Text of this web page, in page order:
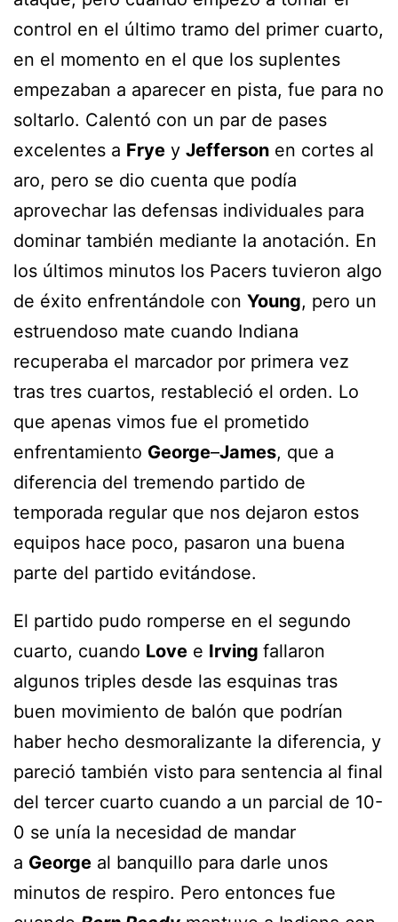
control en el último tramo del primer cuarto,
en el momento en el que los suplentes
empezaban a aparecer en pista, fue para no
soltarlo. Calentó con un par de pases
excelentes a Frye y Jefferson en cortes al
aro, pero se dio cuenta que podía
aprovechar las defensas individuales para
dominar también mediante la anotación. En
los últimos minutos los Pacers tuvieron algo
de éxito enfrentándole con Young, pero un
estruendoso mate cuando Indiana
recuperaba el marcador por primera vez
tras tres cuartos, restableció el orden. Lo
que apenas vimos fue el prometido
enfrentamiento George–James, que a
diferencia del tremendo partido de
temporada regular que nos dejaron estos
equipos hace poco, pasaron una buena
parte del partido evitándose.
El partido pudo romperse en el segundo
cuarto, cuando Love e Irving fallaron
algunos triples desde las esquinas tras
buen movimiento de balón que podrían
haber hecho desmoralizante la diferencia, y
pareció también visto para sentencia al final
del tercer cuarto cuando a un parcial de 10-
0 se unía la necesidad de mandar
a George al banquillo para darle unos
minutos de respiro. Pero entonces fue